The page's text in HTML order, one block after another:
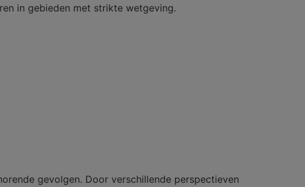
in gebieden met strikte wetgeving.
gevolgen. Door verschillende perspectieven